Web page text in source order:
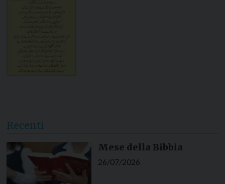
Recenti
Mese della Bibbia
26/07/2026